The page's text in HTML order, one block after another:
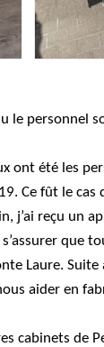
le personnel
ont été les
Ce fût le
j’ai reçu un
que
Laure.
aider en
cabinets de